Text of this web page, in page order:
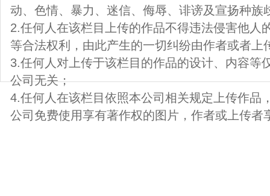
动、色情、暴力、迷信、侮辱、诽谤及宣扬种族
2.任何人在该栏目上传的作品不得违法侵害他人
等合法权利，由此产生的一切纠纷由作者或者上
3.任何人对上传于该栏目的作品的设计、内容等
公司无关；
4.任何人在该栏目依照本公司相关规定上传作品
公司免费使用享有著作权的图片，作者或上传者